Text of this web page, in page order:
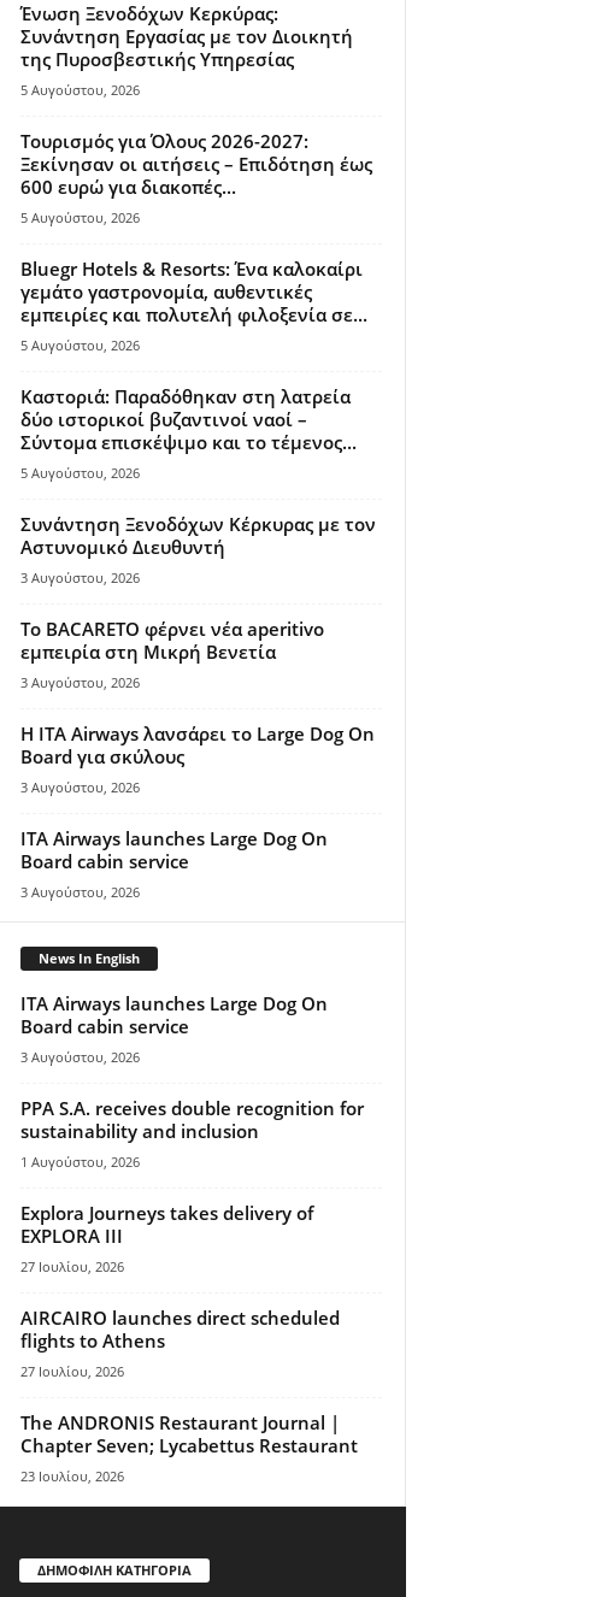
Ένωση Ξενοδόχων Κερκύρας:
Συνάντηση Εργασίας με τον Διοικητή
της Πυροσβεστικής Υπηρεσίας
5 Αυγούστου, 2026
Τουρισμός για Όλους 2026-2027:
Ξεκίνησαν οι αιτήσεις – Επιδότηση έως
600 ευρώ για διακοπές...
5 Αυγούστου, 2026
Bluegr Hotels & Resorts: Ένα καλοκαίρι
γεμάτο γαστρονομία, αυθεντικές
εμπειρίες και πολυτελή φιλοξενία σε...
5 Αυγούστου, 2026
Καστοριά: Παραδόθηκαν στη λατρεία
δύο ιστορικοί βυζαντινοί ναοί –
Σύντομα επισκέψιμο και το τέμενος...
5 Αυγούστου, 2026
Συνάντηση Ξενοδόχων Κέρκυρας με τον
Αστυνομικό Διευθυντή
3 Αυγούστου, 2026
Το BACARETO φέρνει νέα aperitivo
εμπειρία στη Μικρή Βενετία
3 Αυγούστου, 2026
Η ITA Airways λανσάρει το Large Dog On
Board για σκύλους
3 Αυγούστου, 2026
ITA Airways launches Large Dog On
Board cabin service
3 Αυγούστου, 2026
News In English
ITA Airways launches Large Dog On
Board cabin service
3 Αυγούστου, 2026
PPA S.A. receives double recognition for
sustainability and inclusion
1 Αυγούστου, 2026
Explora Journeys takes delivery of
EXPLORA III
27 Ιουλίου, 2026
AIRCAIRO launches direct scheduled
flights to Athens
27 Ιουλίου, 2026
The ANDRONIS Restaurant Journal |
Chapter Seven; Lycabettus Restaurant
23 Ιουλίου, 2026
ΔΗΜΟΦΙΛΗ ΚΑΤΗΓΟΡΙΑ